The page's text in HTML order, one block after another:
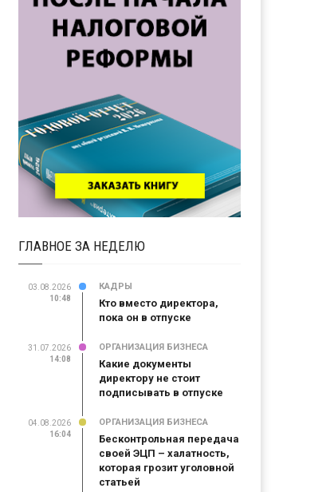
ГЛАВНОЕ ЗА НЕДЕЛЮ
03.08.2026
10:48
КАДРЫ
Кто вместо директора,
пока он в отпуске
31.07.2026
14:08
ОРГАНИЗАЦИЯ БИЗНЕСА
Какие документы
директору не стоит
подписывать в отпуске
04.08.2026
16:04
ОРГАНИЗАЦИЯ БИЗНЕСА
Бесконтрольная передача
своей ЭЦП – халатность,
которая грозит уголовной
статьей